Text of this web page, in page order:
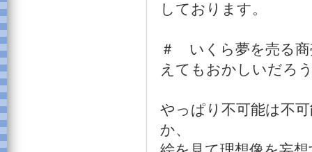
しております。
＃ いくら夢を売る商
えてもおかしいだろ
やっぱり不可能は不
か、